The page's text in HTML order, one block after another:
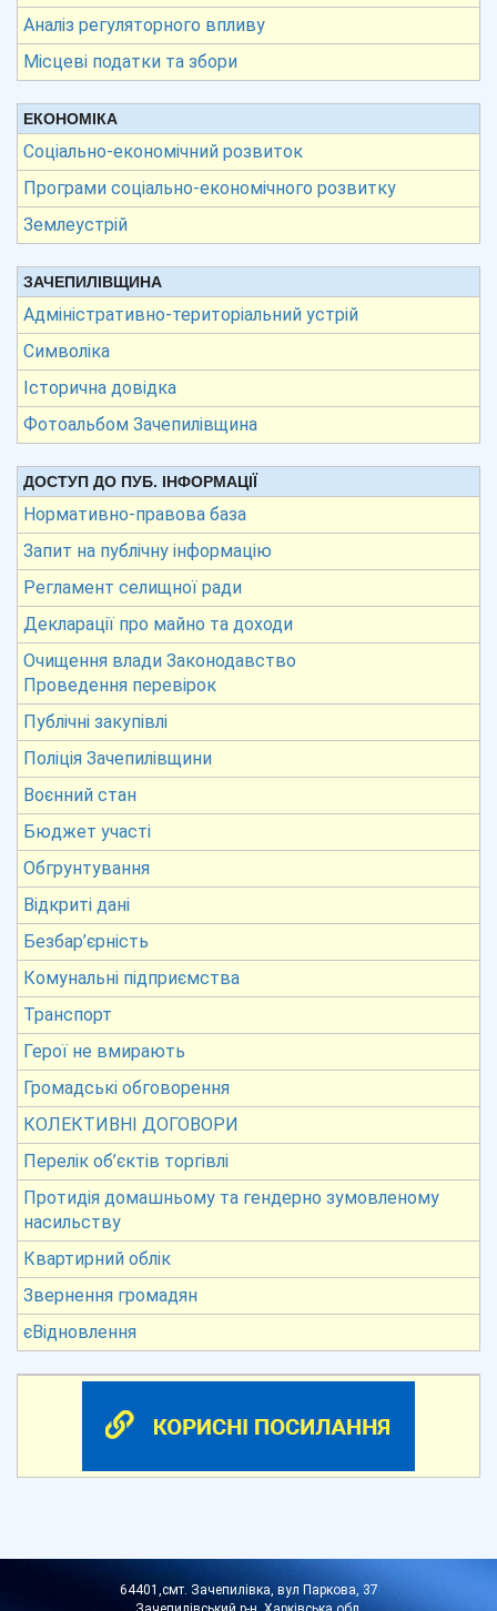
Аналіз регуляторного впливу
Місцеві податки та збори
ЕКОНОМІКА
Соціально-економічний розвиток
Програми соціально-економічного розвитку
Землеустрій
ЗАЧЕПИЛІВЩИНА
Адміністративно-територіальний устрій
Символіка
Історична довідка
Фотоальбом Зачепилівщина
ДОСТУП ДО ПУБ. ІНФОРМАЦІЇ
Нормативно-правова база
Запит на публічну інформацію
Регламент селищної ради
Декларації про майно та доходи
Очищення влади Законодавство
Проведення перевірок
Публічні закупівлі
Поліція Зачепилівщини
Воєнний стан
Бюджет участі
Обгрунтування
Відкриті дані
Безбар’єрність
Комунальні підприємства
Транспорт
Герої не вмирають
Громадські обговорення
КОЛЕКТИВНІ ДОГОВОРИ
Перелік об’єктів торгівлі
Протидія домашньому та гендерно зумовленому
насильству
Квартирний облік
Звернення громадян
єВідновлення
64401,смт. Зачепилівка, вул Паркова, 37